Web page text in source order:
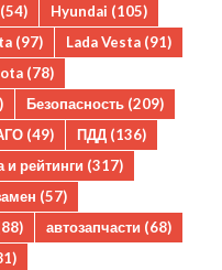
(54) Hyundai (105)
(97) Lada Vesta (91)
(78)
Безопасность (209)
(49) ПДД (136)
и рейтинги (317)
(57)
автозапчасти (68)